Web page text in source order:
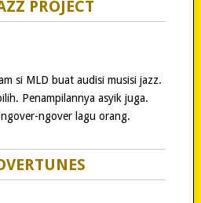
PROJECT
si MLD buat audisi musisi jazz.
Penampilannya asyik juga.
ngover lagu orang.